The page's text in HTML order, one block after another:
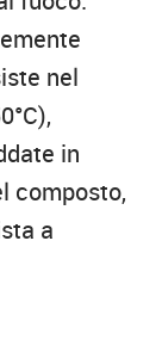
nel
in
composto,
a